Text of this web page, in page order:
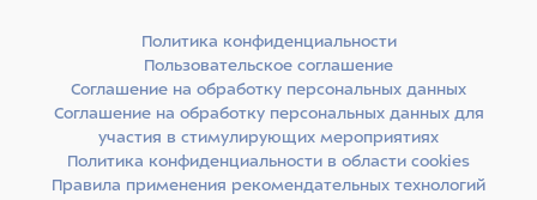
фруктоолигосахаридов (FOS)), юкка Шидигера,
аскофиллум узловатый (Ascophyllum Nodosum),
псиллиум, L-карнитин, глюкозамин, хондроитин,
артишок, розмарин, метилсульфанилметан (MSM).
Политика конфиденциальности
Пользовательское соглашение
Соглашение на обработку персональных данных
Соглашение на обработку персональных данных для
участия в стимулирующих мероприятиях
Политика конфиденциальности в области cookies
Правила применения рекомендательных технологий